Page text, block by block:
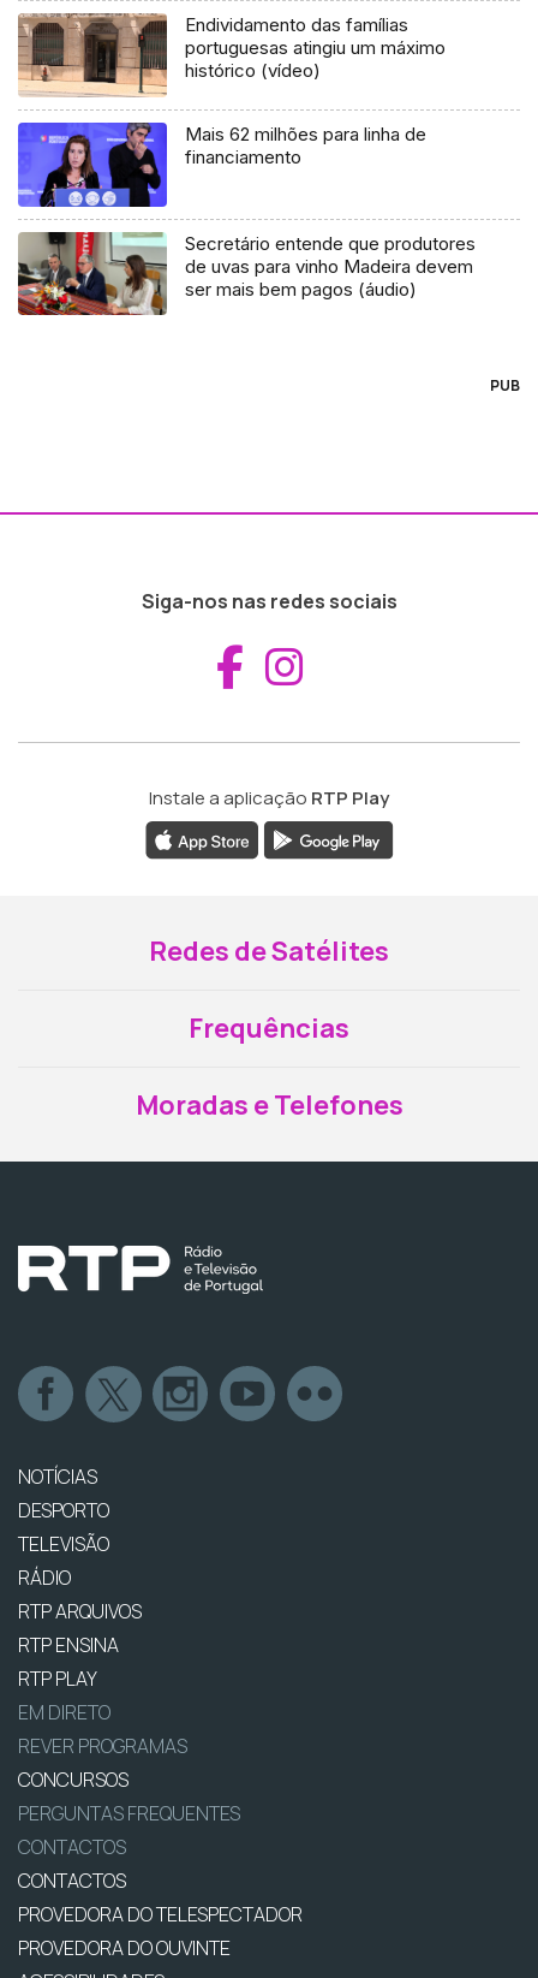
Endividamento das famílias
portuguesas atingiu um máximo
histórico (vídeo)
Mais 62 milhões para linha de
financiamento
Secretário entende que produtores
de uvas para vinho Madeira devem
ser mais bem pagos (áudio)
PUB
Siga-nos nas redes sociais
Aceder ao
Instale a aplicação RTP Play
Redes de Satélites
Frequências
Moradas e Telefones
NOTÍCIAS
DESPORTO
TELEVISÃO
RÁDIO
RTP ARQUIVOS
RTP ENSINA
RTP PLAY
EM DIRETO
REVER PROGRAMAS
CONCURSOS
PERGUNTAS FREQUENTES
CONTACTOS
CONTACTOS
PROVEDORA DO TELESPECTADOR
PROVEDORA DO OUVINTE